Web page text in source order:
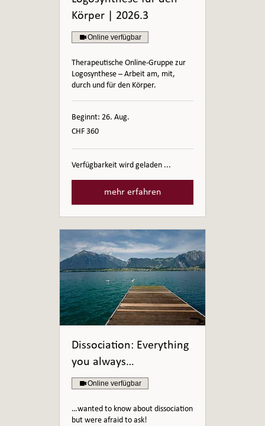
Körper | 2026.3
Online verfügbar
Therapeutische Online-Gruppe zur
Logosynthese – Arbeit am, mit,
durch und für den Körper.
Beginnt: 26. Aug.
360
Schweizer
CHF 360
Verfügbarkeit wird geladen ...
mehr erfahren
Dissociation: Everything
you always…
Online verfügbar
…wanted to know about dissociation
but were afraid to ask!